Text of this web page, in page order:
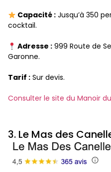
Capacité :Jusqu’à 350
cocktail.
Adresse :999 Route de
Garonne.
Tarif : Sur devis.
Consulter le site du Manoir
3. Le Mas des